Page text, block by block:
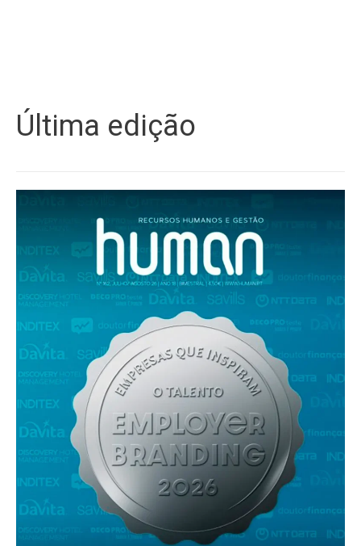
Última edição